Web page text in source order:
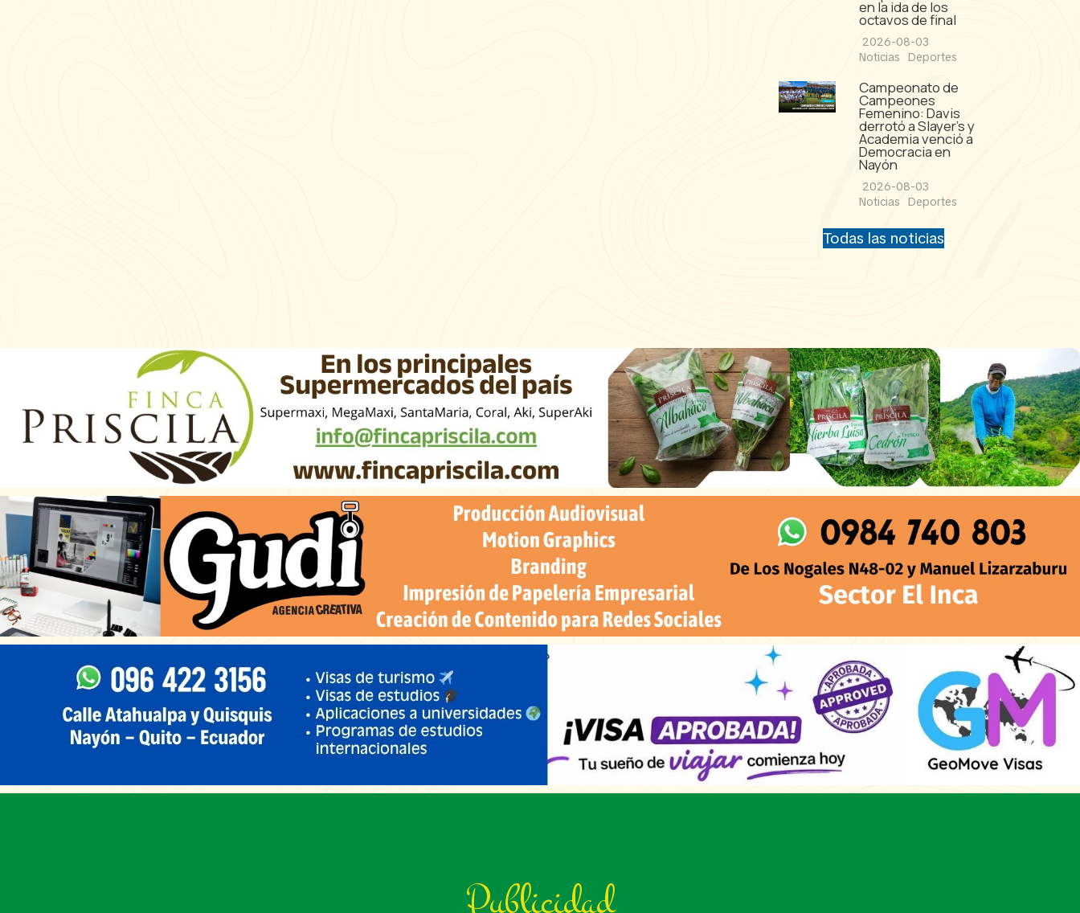
en la ida de los
octavos de final
2026-08-03
Noticias
Deportes
Campeonato de
Campeones
Femenino: Davis
derrotó a Slayer's y
Academia venció a
Democracia en
Nayón
2026-08-03
Noticias
Deportes
Todas las noticias
Publicidad